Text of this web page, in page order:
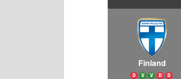
Finland
D V V D D